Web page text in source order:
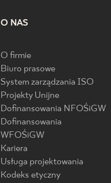
O NAS
O firmie
Biuro prasowe
System zarządzania ISO
Projekty Unijne
Dofinansowania NFOŚiGW
Dofinansowania
WFOŚiGW
Kariera
Usługa projektowania
Kodeks etyczny